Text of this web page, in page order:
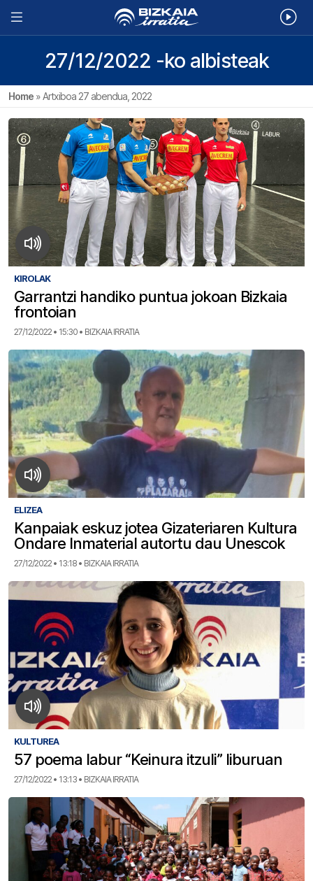
27/12/2022 -ko albisteak
Home »Artxiboa 27 abendua, 2022
KIROLAK
Garrantzi handiko puntua jokoan Bizkaia
frontoian
27/12/2022 • 15:30 • BIZKAIA IRRATIA
ELIZEA
Kanpaiak eskuz jotea Gizateriaren Kultura
Ondare Inmaterial autortu dau Unescok
27/12/2022 • 13:18 • BIZKAIA IRRATIA
KULTUREA
57 poema labur “Keinura itzuli” liburuan
27/12/2022 • 13:13 • BIZKAIA IRRATIA